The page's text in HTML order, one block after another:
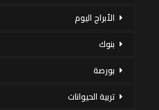
الأبراج اليوم
بنوك
بورصة
تربية الحيوانات